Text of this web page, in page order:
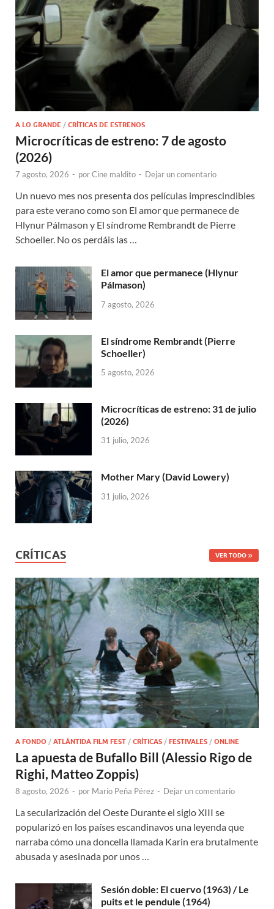
A LO GRANDE / CRÍTICAS DE ESTRENOS
Microcríticas de estreno: 7 de agosto
(2026)
7 agosto, 2026 - porCine maldito - Dejar un comentario
Un nuevo mes nos presenta dos películas imprescindibles
para este verano como son El amor que permanece de
Hlynur Pálmason y El síndrome Rembrandt de Pierre
Schoeller. No os perdáis las …
El amor que permanece (Hlynur
Pálmason)
7 agosto, 2026
El síndrome Rembrandt (Pierre
Schoeller)
5 agosto, 2026
Microcríticas de estreno: 31 de julio
(2026)
31 julio, 2026
Mother Mary (David Lowery)
31 julio, 2026
CRÍTICAS VER TODO
A FONDO / ATLÁNTIDA FILM FEST / CRÍTICAS / FESTIVALES / ONLINE
La apuesta de Bufallo Bill (Alessio Rigo de
Righi, Matteo Zoppis)
8 agosto, 2026 - por Mario Peña Pérez - Dejar un comentario
La secularización del Oeste Durante el siglo XIII se
popularizó en los países escandinavos una leyenda que
narraba cómo una doncella llamada Karin era brutalmente
abusada y asesinada por unos …
Sesión doble: El cuervo (1963) / Le
puits et le pendule (1964)